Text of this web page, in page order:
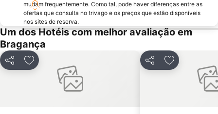
mudam frequentemente. Como tal, pode haver diferenças entre as
ofertas que consulta no trivago e os preços que estão disponíveis
nos sites de reserva.
Um dos Hotéis com melhor avaliação em
Bragança
PartilharAdicionar aos favoritos PartilharAdicionar